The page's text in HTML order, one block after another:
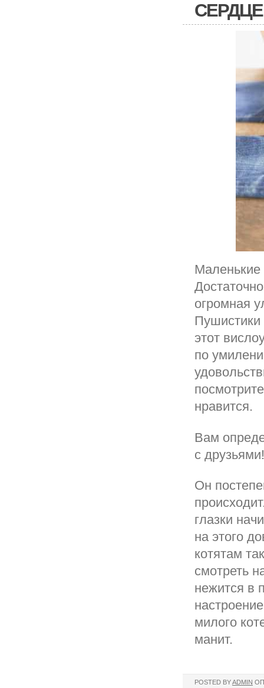
СЕРДЦЕ
Маленькие
огромная
Пушистики
этот
по
нравится.
Вам
с друзьями!
Он
глазки
на этого
котятам
смотреть
нежится в
милого
манит.
POSTED BYADMIN